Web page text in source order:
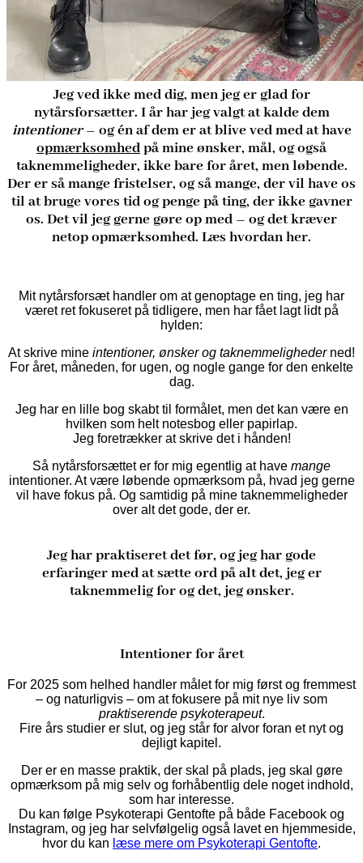
Jeg ved ikke med dig, men jeg er glad for
nytårsforsætter. I år har jeg valgt at kalde dem
intentioner– og én af dem er at blive ved med at have
opmærksomhedpå mine ønsker, mål, og også
taknemmeligheder, ikke bare for året, men løbende.
Der er så mange fristelser, og så mange, der vil have os
til at bruge vores tid og penge på ting, der ikke gavner
os. Det vil jeg gerne gøre op med – og det kræver
netop opmærksomhed. Læs hvordan her.
Mit nytårsforsæt handler om at genoptage en ting, jeg har
været ret fokuseret på tidligere, men har fået lagt lidt på
hylden:
At skrive mine intentioner, ønsker og taknemmelighederned!
For året, måneden, for ugen, og nogle gange for den enkelte
dag.
Jeg har en lille bog skabt til formålet, men det kan være en
hvilken som helt notesbog eller papirlap.
Jeg foretrækker at skrive det i hånden!
Så nytårsforsættet er for mig egentlig at have mange
intentioner. At være løbende opmærksom på, hvad jeg gerne
vil have fokus på. Og samtidig på mine taknemmeligheder
over alt det gode, der er.
Jeg har praktiseret det før, og jeg har gode
erfaringer med at sætte ord på alt det, jeg er
taknemmelig for og det, jeg ønsker.
Intentioner for året
For 2025 som helhed handler målet for mig først og fremmest
– og naturligvis – om at fokusere på mit nye liv som
praktiserende psykoterapeut.
Fire års studier er slut, og jeg står for alvor foran et nyt og
dejligt kapitel.
Der er en masse praktik, der skal på plads, jeg skal gøre
opmærksom på mig selv og forhåbentlig dele noget indhold,
som har interesse.
Du kan følge Psykoterapi Gentofte på både Facebook og
Instagram, og jeg har selvfølgelig også lavet en hjemmeside,
hvor du kan læse mere om Psykoterapi Gentofte.